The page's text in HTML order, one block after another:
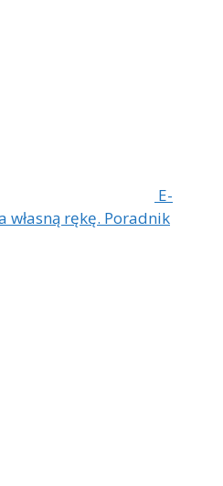
E-
własną rękę. Poradnik